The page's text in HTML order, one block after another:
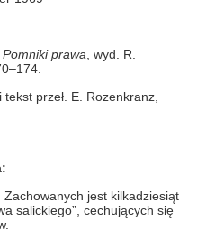
Pomniki prawa , wyd. R.
tekst przeł. E. Rozenkranz,
Zachowanych jest kilkadziesiąt
salickiego”, cechujących się